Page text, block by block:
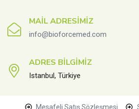
MAIL ADRESIMIZ
info@bioforcemed.com
ADRES BILGIMIZ
Istanbul, Türkiye
Mesafeli Satış Sözleşmesi